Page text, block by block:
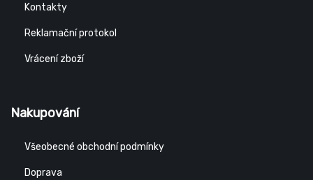
Kontakty
Reklamační protokol
Vrácení zboží
Nakupování
Všeobecné obchodní podmínky
Doprava